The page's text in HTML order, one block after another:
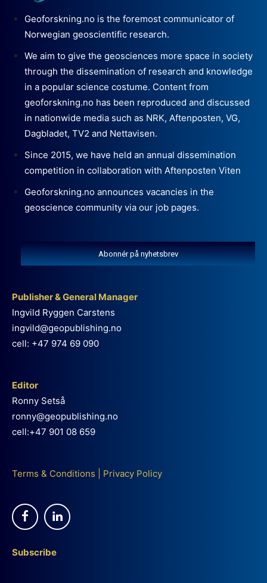
Geoforskning.no is the foremost communicator of
Norwegian geoscientific research.
We aim to give the geosciences more space in society
through the dissemination of research and knowledge
in a popular science costume. Content from
geoforskning.no has been reproduced and discussed
in nationwide media such as NRK, Aftenposten, VG,
Dagbladet, TV2 and Nettavisen.
Since 2015, we have held an annual dissemination
competition in collaboration with Aftenposten Viten
Geoforskning.no announces vacancies in the
geoscience community via our job pages.
Abonnér på nyhetsbrev
Publisher & General Manager
Ingvild Ryggen Carstens
ingvild@geopublishing.no
cell: +47 974 69 090
Editor
Ronny Setså
ronny@geopublishing.no
cell:+47 901 08 659
Terms & Conditions Privacy Policy
Subscribe